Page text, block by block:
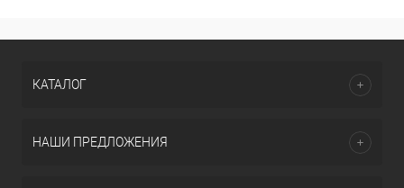
КАТАЛОГ
НАШИ ПРЕДЛОЖЕНИЯ